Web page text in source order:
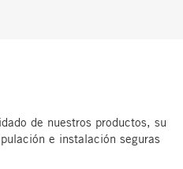
de nuestros productos, su
e instalación seguras